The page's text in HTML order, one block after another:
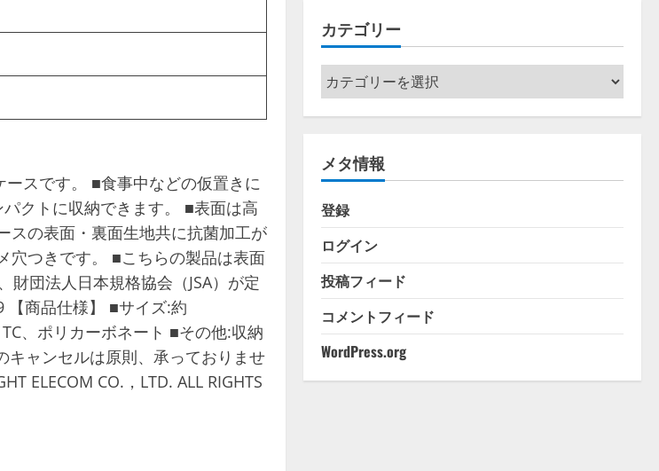
スです。 ■食事中などの仮置きに
クトに収納できます。 ■表面は高
スの表面・裏面生地共に抗菌加工が
穴つきです。 ■こちらの製品は表面
財団法人日本規格協会（JSA）が定
【商品仕様】 ■サイズ:約
、ポリカーボネート ■その他:収納
ャンセルは原則、承っておりませ
ELECOM CO.，LTD. ALL RIGHTS
ブ
カテゴリー
カ
テ
ゴ
ー
メタ情報
登録
ログイン
投稿フィード
コメントフィード
WordPress.org